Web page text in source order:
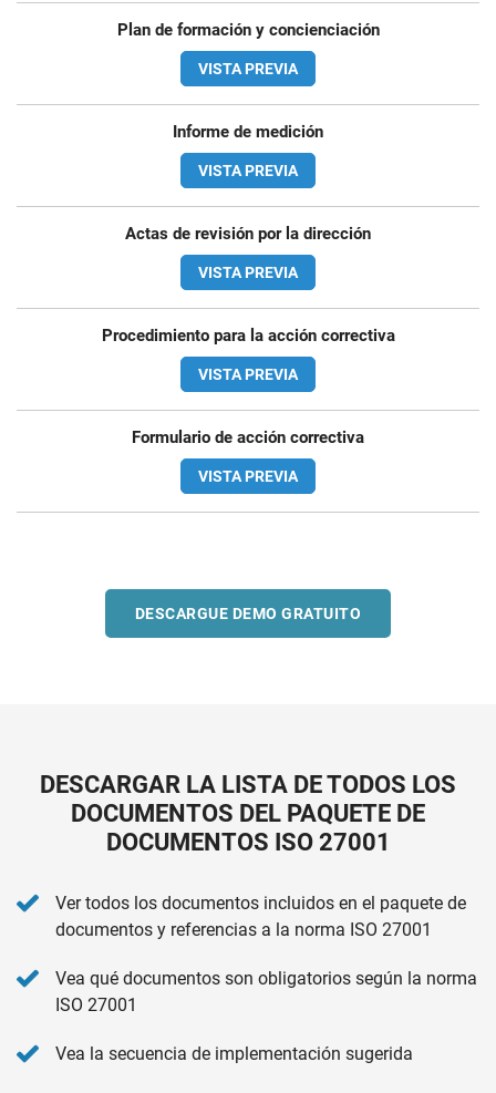
Plan de formación y concienciación
VISTA PREVIA
Informe de medición
VISTA PREVIA
Actas de revisión por la dirección
VISTA PREVIA
Procedimiento para la acción correctiva
VISTA PREVIA
Formulario de acción correctiva
VISTA PREVIA
DESCARGUE DEMO GRATUITO
DESCARGAR LA LISTA DE TODOS LOS
DOCUMENTOS DEL PAQUETE DE
DOCUMENTOS ISO 27001
Ver todos los documentos incluidos en el paquete de
documentos y referencias a la norma ISO 27001
Vea qué documentos son obligatorios según la norma
ISO 27001
Vea la secuencia de implementación sugerida